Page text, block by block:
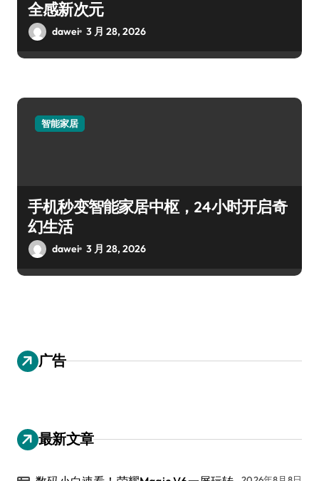
全感新次元
dawei 3 月 28, 2026
智能家居
手机秒变智能家居中枢，24小时开启奇
幻生活
dawei 3 月 28, 2026
广告
最新文章